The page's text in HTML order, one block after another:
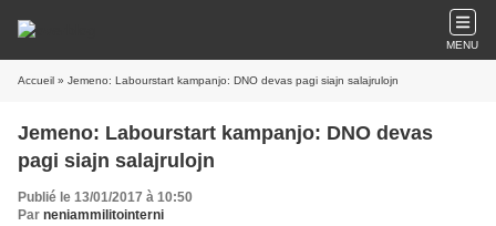
MENU
Accueil » Jemeno: Labourstart kampanjo: DNO devas pagi siajn salajrulojn
Jemeno: Labourstart kampanjo: DNO devas
pagi siajn salajrulojn
Publié le 13/01/2017 à 10:50
Par neniammilitointerni